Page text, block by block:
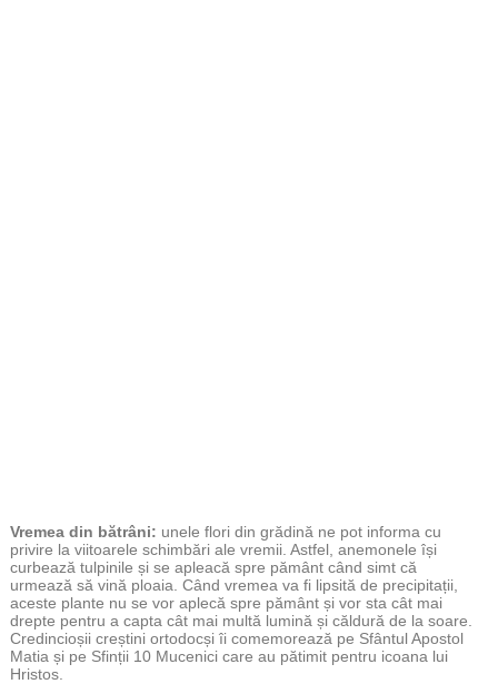
Vremea din bătrâni: unele flori din grădină ne pot informa cu
privire la viitoarele schimbări ale vremii. Astfel, anemonele își
curbează tulpinile și se apleacă spre pământ când simt că
urmează să vină ploaia. Când vremea va fi lipsită de precipitații,
aceste plante nu se vor aplecă spre pământ și vor sta cât mai
drepte pentru a capta cât mai multă lumină și căldură de la soare.
Credincioșii creștini ortodocși îi comemorează pe Sfântul Apostol
Matia și pe Sfinții 10 Mucenici care au pătimit pentru icoana lui
Hristos.